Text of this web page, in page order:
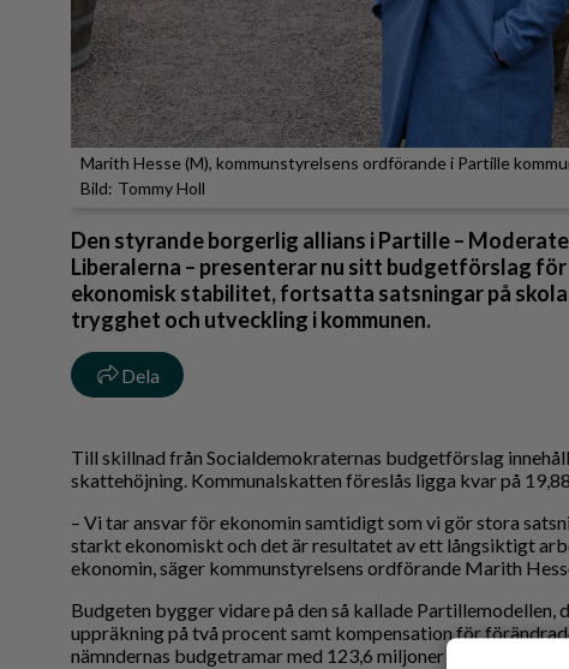
Marith Hesse (M), kommunstyrelsens ordförande i Partille
Tommy Holl
Den styrande borgerlig allians i Partille –
Liberalerna – presenterar nu sitt budgetförslag för
ekonomisk stabilitet, fortsatta satsningar på
trygghet och utveckling i kommunen.
Dela
Till skillnad från Socialdemokraternas budgetförslag
skattehöjning. Kommunalskatten föreslås ligga kvar på
– Vi tar ansvar för ekonomin samtidigt som vi gör stora
starkt ekonomiskt och det är resultatet av ett långsiktigt
ekonomin, säger kommunstyrelsens ordförande Marith
Budgeten bygger vidare på den så kallade Partillemodellen,
uppräkning på två procent samt kompensation för
nämndernas budgetramar med 123,6 miljoner kronor mellan